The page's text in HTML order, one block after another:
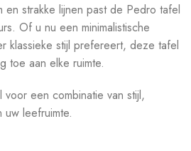
en strakke lijnen past de Pedro tafel
Of u nu een minimalistische
klassieke stijl prefereert, deze tafel
toe aan elke ruimte.
een combinatie van stijl,
uw leefruimte.